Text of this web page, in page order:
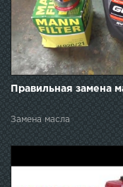
Правильная замена
Замена масла